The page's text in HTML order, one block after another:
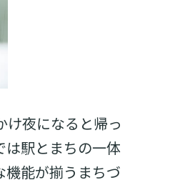
け夜になると帰っ
は駅とまちの一体
機能が揃うまちづ